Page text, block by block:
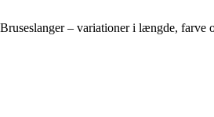
Bruseslanger – variationer i længde, farve